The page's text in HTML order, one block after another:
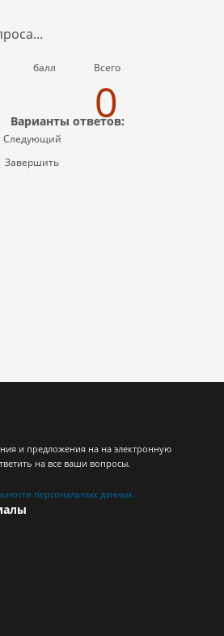
балл Всего
0
Варианты ответов:
Следующий
Завершить
и предложения на на электронную
на все ваши вопросы.
персональных данных